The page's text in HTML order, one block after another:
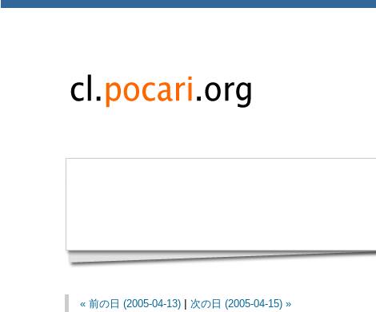
« 前の日 (2005-04-13)| 次の日 (2005-04-15) »